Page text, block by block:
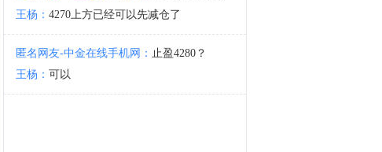
03:17:34
王杨： 4270上方已经可以先减仓了
匿名网友-中金在线手机网： 止盈4280？
王杨： 可以